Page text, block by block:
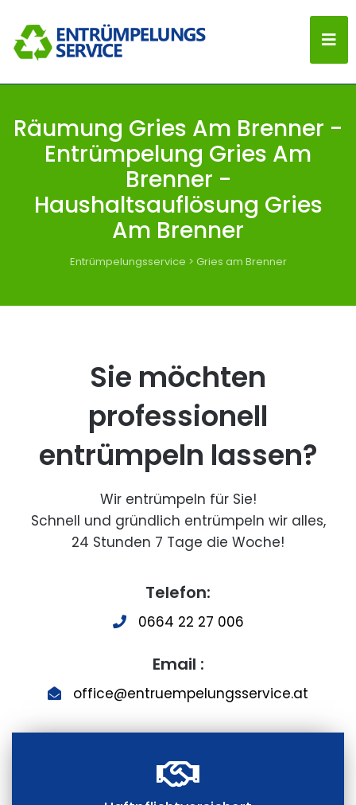
Räumung Gries Am Brenner -
Entrümpelung Gries Am
Brenner -
Haushaltsauflösung Gries
Am Brenner
Entrümpelungsservice > Gries am Brenner
Sie möchten
professionell
entrümpeln lassen?
Wir entrümpeln für Sie!
Schnell und gründlich entrümpeln wir alles,
24 Stunden 7 Tage die Woche!
Telefon:
0664 22 27 006
Email :
office@entruempelungsservice.at